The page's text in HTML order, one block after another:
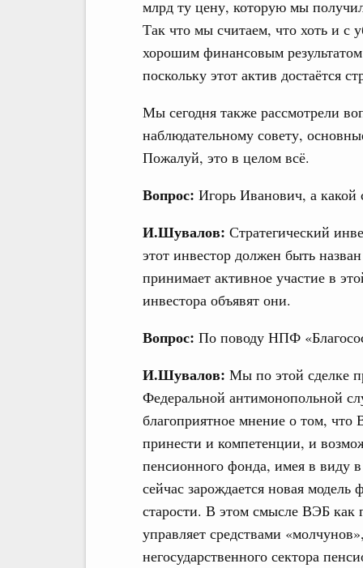
млрд ту цену, которую мы
Так что мы считаем, что хоть и с
хорошим финансовым
поскольку этот актив достаётся
Мы сегодня также рассмотрели
наблюдательному совету,
Пожалуй, это в целом всё.
Вопрос: Игорь Иванович, а какой
И.Шувалов: Стратегический
этот инвестор должен быть
принимает активное участие в
инвестора объявят они.
Вопрос: По поводу НПФ
И.Шувалов: Мы по этой сделке
Федеральной антимонопольной
благоприятное мнение о том,
принести и компетенции, и
пенсионного фонда, имея в виду
сейчас зарождается новая
старости. В этом смысле ВЭБ как
управляет средствами
негосударственного сектора